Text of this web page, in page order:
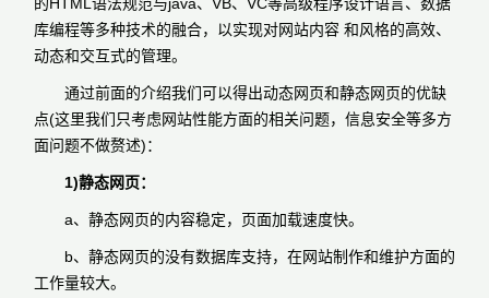
库编程等多种技术的融合，以实现对网站内容 和风格的高效、
动态和交互式的管理。
通过前面的介绍我们可以得出动态网页和静态网页的优缺
点(这里我们只考虑网站性能方面的相关问题，信息安全等多方
面问题不做赘述)：
1)静态网页：
a、静态网页的内容稳定，页面加载速度快。
b、静态网页的没有数据库支持，在网站制作和维护方面的
工作量较大。